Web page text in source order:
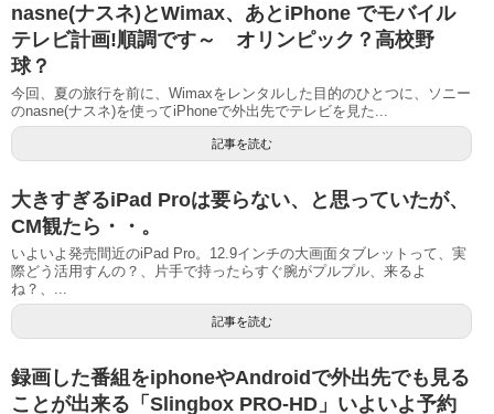
nasne(ナスネ)とWimax、あとiPhone でモバイル
テレビ計画!順調です～ オリンピック？高校野
球？
今回、夏の旅行を前に、Wimaxをレンタルした目的のひとつに、ソニー
のnasne(ナスネ)を使ってiPhoneで外出先でテレビを見た...
記事を読む
大きすぎるiPad Proは要らない、と思っていたが、
CM観たら・・。
いよいよ発売間近のiPad Pro。12.9インチの大画面タブレットって、実
際どう活用すんの？、片手で持ったらすぐ腕がプルプル、来るよ
ね？、...
記事を読む
録画した番組をiphoneやAndroidで外出先でも見る
ことが出来る「Slingbox PRO-HD」いよいよ予約